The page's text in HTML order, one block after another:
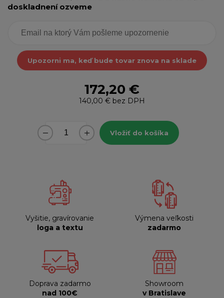
doskladnení ozveme
Upozorni ma, keď bude tovar znova na sklade
172,20 €
140,00 € bez DPH
Vložiť do košíka
Vyšitie, gravírovanie
loga a textu
Výmena veľkosti
zadarmo
Doprava zadarmo
nad 100€
Showroom
v Bratislave